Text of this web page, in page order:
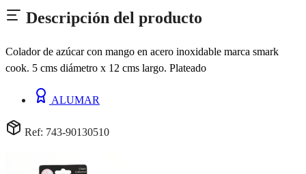
Descripción del producto
Colador de azúcar con mango en acero inoxidable marca smark
cook. 5 cms diámetro x 12 cms largo. Plateado
ALUMAR
Ref: 743-90130510